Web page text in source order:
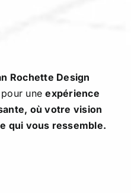
Rochette Design
uneexpérience
où votre vision
qui vous ressemble.